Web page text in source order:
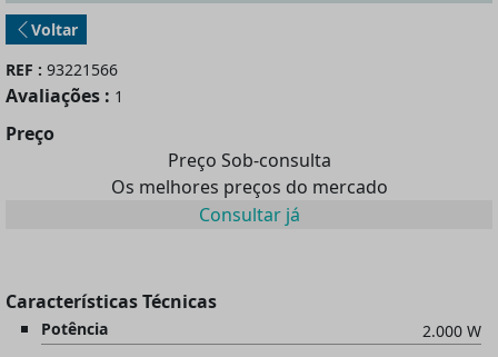
Voltar
REF : 93221566
Avaliações : 1
Preço
Preço Sob-consulta
Os melhores preços do mercado
Consultar já
Características Técnicas
Potência
2.000 W